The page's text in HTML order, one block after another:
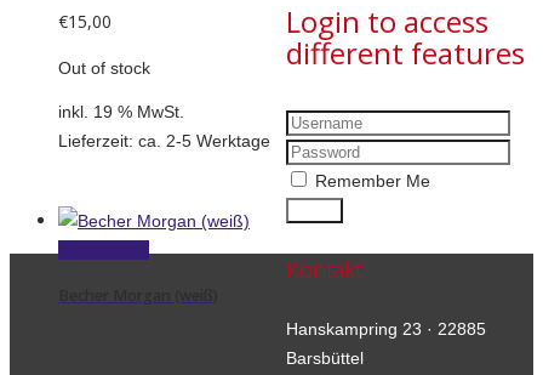
€15,00
Out of stock
inkl. 19 % MwSt.
Lieferzeit: ca. 2-5 Werktage
Login to access
different features
Remember Me
Kontakt
Hanskampring 23 · 22885
Barsbüttel